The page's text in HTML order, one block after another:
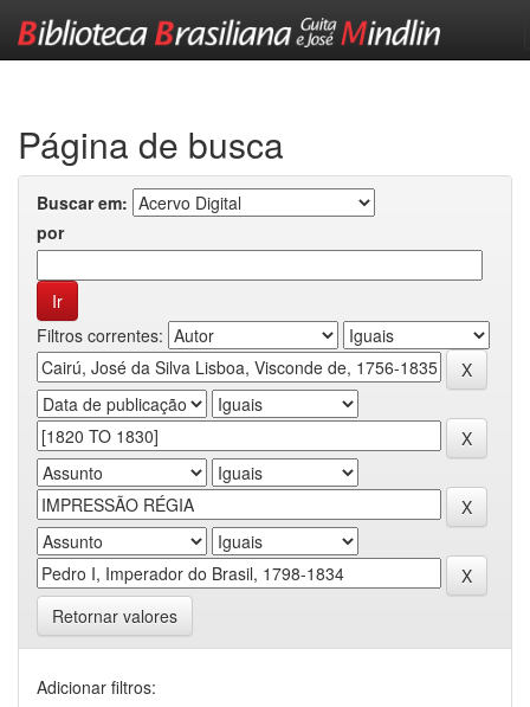
Página de busca
Buscar em:
por
Filtros correntes:
Retornar valores
Adicionar filtros: